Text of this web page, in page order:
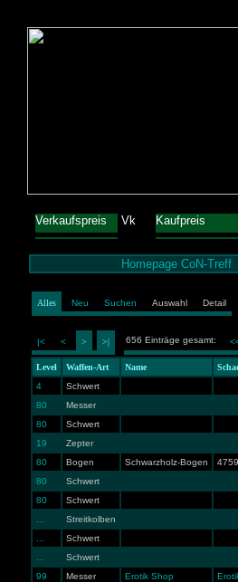
Verkaufspreis Vk Kaufpreis
Homepage CoN-Treff
Alles Neu Suchen Auswahl Detail
|< < > >| 656 Einträge gesamt:
Level Waffen-Art Name
4
Schwert
80
Messer
80
Schwert
19
Zepter
80
Bogen Schwarzholz-Bogen 4759
80
Schwert
80
Schwert
Streitkolben
Schwert
Schwert
99
Messer Erotik Shop